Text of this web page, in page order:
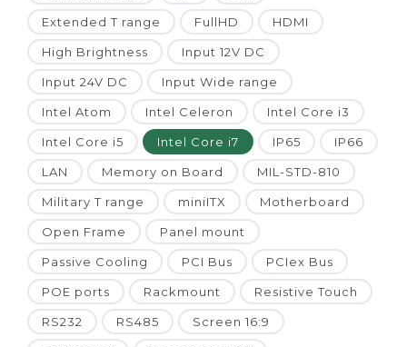
Extended T range FullHD HDMI
High Brightness Input 12V DC
Input 24V DC Input Wide range
Intel Atom Intel Celeron Intel Core i3
Intel Core i5 Intel Core i7 IP65 IP66
LAN Memory on Board MIL-STD-810
Military T range miniITX Motherboard
Open Frame Panel mount
Passive Cooling PCI Bus PCIex Bus
POE ports Rackmount Resistive Touch
RS232 RS485 Screen 16:9